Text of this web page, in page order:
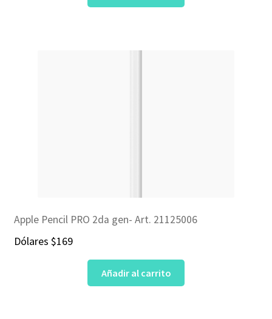
Apple Pencil PRO 2da gen- Art. 21125006
Dólares $169
Añadir al carrito